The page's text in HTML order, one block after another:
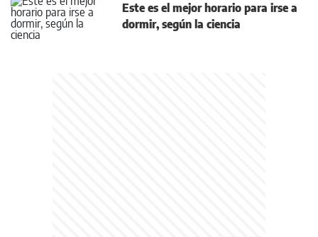
Este es el mejor horario para irse a
dormir, según la ciencia